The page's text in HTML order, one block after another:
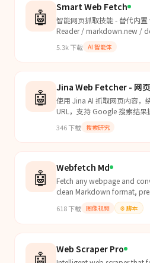
🤖 Smart Web Fetch
智能网页抓取技能 - 替代内
Reader / markdown.new /
耗。当 Agent 需要获取网页内
web_fetch。
5.3k下载 AI 智能体
🤖 Jina Web Fetcher - 网
使用 Jina AI 抓取网页内容，
URL，支持 Google 搜索结果
346下载 搜索研究
🤖 Webfetch Md
Fetch any webpage and
clean Markdown format,
resolving relative URLs.
618下载 图像视频 ⚙️ 脚本
🤖 Web Scraper Pro